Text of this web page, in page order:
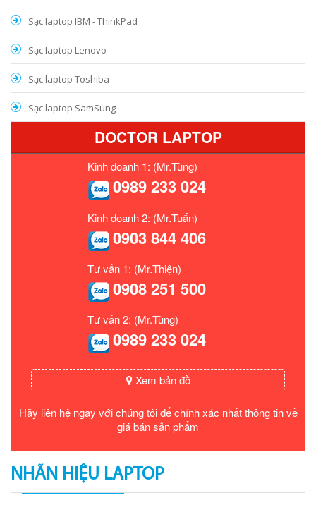
Sạc laptop IBM - ThinkPad
Sạc laptop Lenovo
Sạc laptop Toshiba
Sạc laptop SamSung
DOCTOR LAPTOP
Kinh doanh 1: (Mr.Tùng)
0989 233 024
Kinh doanh 2: (Mr.Tuấn)
0903 844 406
Tư vấn 1: (Mr.Thiện)
0908 251 500
Tư vấn 2: (Mr.Tùng)
0989 233 024
Xem bản đồ
Hãy liên hệ ngay với chúng tôi để chính xác nhất thông tin về
giá bán sản phẩm
NHÃN HIỆU LAPTOP